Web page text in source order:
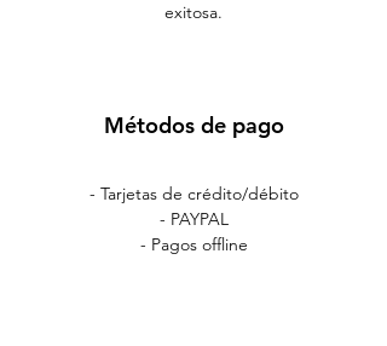
exitosa.
Métodos de pago
- Tarjetas de crédito/débito
- PAYPAL
- Pagos offline